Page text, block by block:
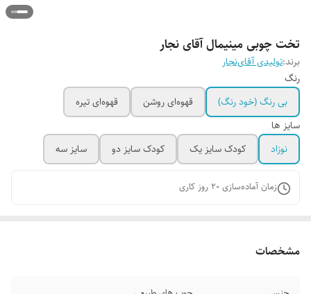
تخت چوبی مینیمال آقای نجار
برند:تولیدی آقای‌نجار
رنگ
بی رنگ (خود رنگ)
قهوه‌ای روشن
قهوه‌ای تیره
سایز ها
نوزاد
کودک سایز یک کودک سایز دو سایز سه
زمان آماده‌سازی 20 روز کاری
مشخصات